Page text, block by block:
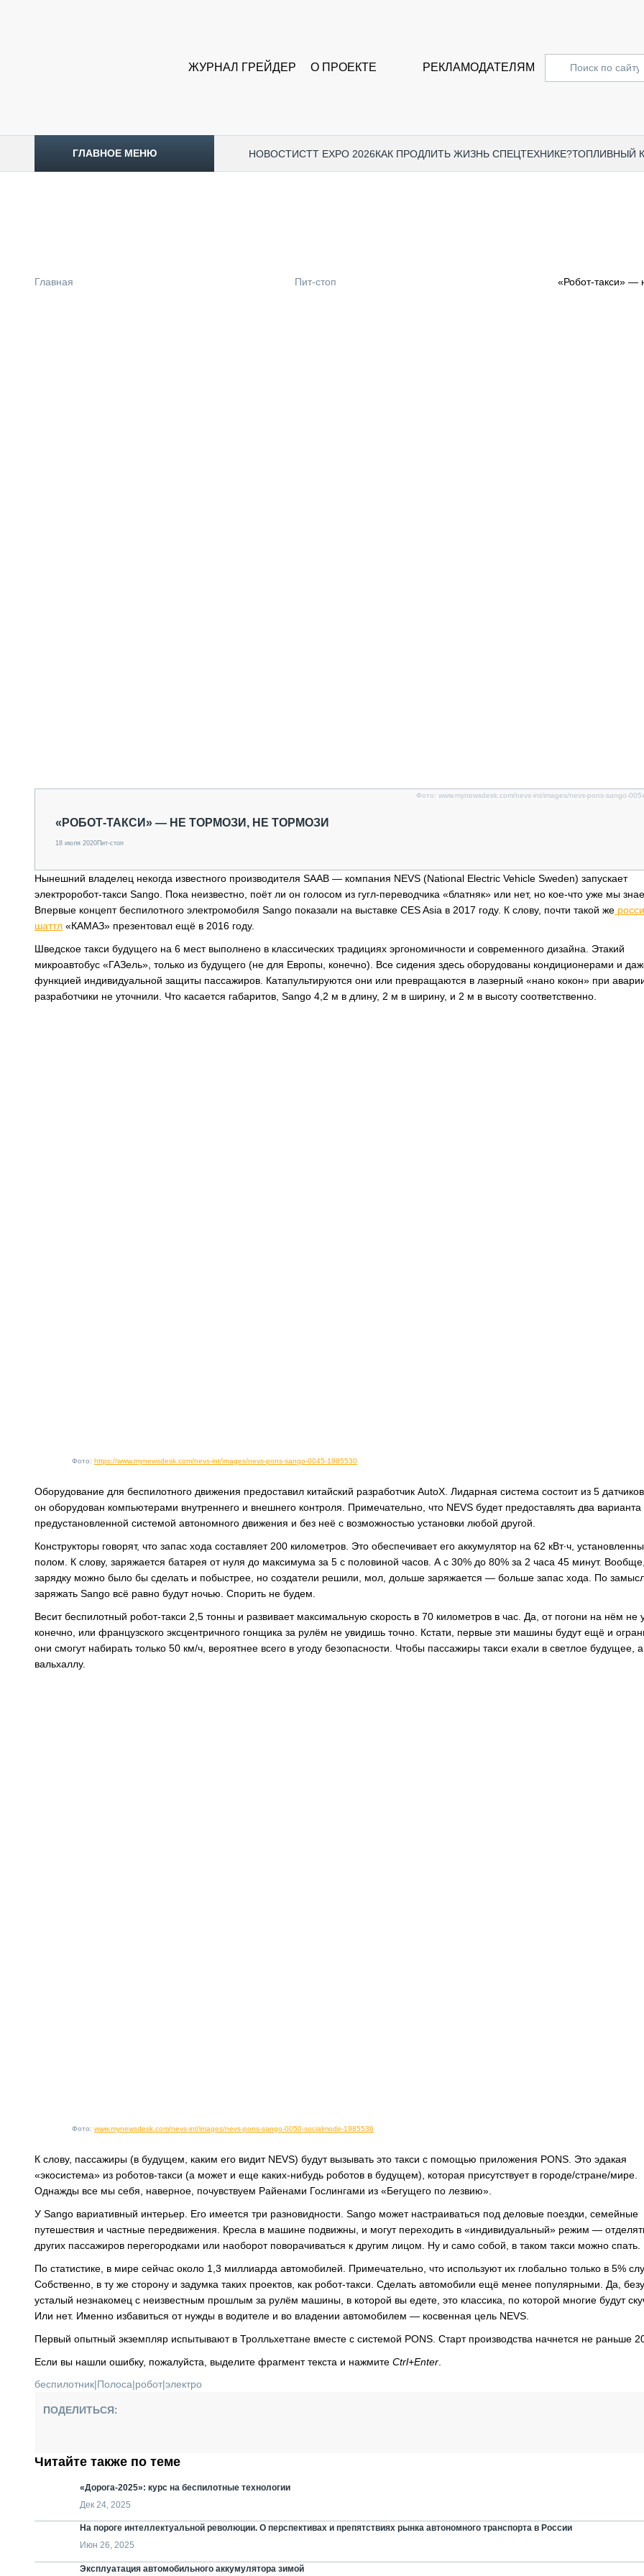
ЖУРНАЛ ГРЕЙДЕР О ПРОЕКТЕ РЕКЛАМОДАТЕЛЯМ
ГЛАВНОЕ МЕНЮ НОВОСТИCTT EXPO 2026КАК ПРОДЛИТЬ ЖИЗНЬ СПЕЦТЕХНИКЕ?ТОПЛИВНЫЙ
Главная Пит-стоп «Робот-такси» —
Фото: www.mynewsdesk.com/nevs-int/images/nevs-pons-sango-
«РОБОТ-ТАКСИ» — НЕ ТОРМОЗИ, НЕ ТОРМОЗИ
18 июля 2020Пит-стоп
Нынешний владелец некогда известного производителя SAAB — компания NEVS (National Electric Vehicle Sweden) запускает
электроробот-такси Sango. Пока неизвестно, поёт ли он голосом из гугл-переводчика «блатняк» или нет, но кое-что уже мы
Впервые концепт беспилотного электромобиля Sango показали на выставке CES Asia в 2017 году. К слову, почти такой же
шаттл «КАМАЗ» презентовал ещё в 2016 году.
Шведское такси будущего на 6 мест выполнено в классических традициях эргономичности и современного дизайна. Этакий
микроавтобус «ГАЗель», только из будущего (не для Европы, конечно). Все сидения здесь оборудованы кондиционерами и
функцией индивидуальной защиты пассажиров. Катапультируются они или превращаются в лазерный «нано кокон» при
разработчики не уточнили. Что касается габаритов, Sango 4,2 м в длину, 2 м в ширину, и 2 м в высоту соответственно.
Фото: https://www.mynewsdesk.com/nevs-int/images/nevs-pons-sango-0045-1985530
Оборудование для беспилотного движения предоставил китайский разработчик AutoX. Лидарная система состоит из 5
он оборудован компьютерами внутреннего и внешнего контроля. Примечательно, что NEVS будет предоставлять два
предустановленной системой автономного движения и без неё с возможностью установки любой другой.
Конструкторы говорят, что запас хода составляет 200 километров. Это обеспечивает его аккумулятор на 62 кВт∙ч,
полом. К слову, заряжается батарея от нуля до максимума за 5 с половиной часов. А с 30% до 80% за 2 часа 45 минут. Вообще,
зарядку можно было бы сделать и побыстрее, но создатели решили, мол, дольше заряжается — больше запас хода. По
заряжать Sango всё равно будут ночью. Спорить не будем.
Весит беспилотный робот-такси 2,5 тонны и развивает максимальную скорость в 70 километров в час. Да, от погони на нём не
конечно, или французского эксцентричного гонщика за рулём не увидишь точно. Кстати, первые эти машины будут ещё и
они смогут набирать только 50 км/ч, вероятнее всего в угоду безопасности. Чтобы пассажиры такси ехали в светлое будущее,
вальхаллу.
Фото: www.mynewsdesk.com/nevs-int/images/nevs-pons-sango-0050-socialmode-1985536
К слову, пассажиры (в будущем, каким его видит NEVS) будут вызывать это такси с помощью приложения PONS. Это эдакая
«экосистема» из роботов-такси (а может и еще каких-нибудь роботов в будущем), которая присутствует в городе/стране/мире.
Однажды все мы себя, наверное, почувствуем Райенами Гослингами из «Бегущего по лезвию».
У Sango вариативный интерьер. Его имеется три разновидности. Sango может настраиваться под деловые поездки, семейные
путешествия и частные передвижения. Кресла в машине подвижны, и могут переходить в «индивидуальный» режим —
других пассажиров перегородками или наоборот поворачиваться к другим лицом. Ну и само собой, в таком такси можно спать.
По статистике, в мире сейчас около 1,3 миллиарда автомобилей. Примечательно, что используют их глобально только в 5%
Собственно, в ту же сторону и задумка таких проектов, как робот-такси. Сделать автомобили ещё менее популярными. Да,
усталый незнакомец с неизвестным прошлым за рулём машины, в которой вы едете, это классика, по которой многие будут
Или нет. Именно избавиться от нужды в водителе и во владении автомобилем — косвенная цель NEVS.
Первый опытный экземпляр испытывают в Тролльхеттане вместе с системой PONS. Старт производства начнется не раньше
Если вы нашли ошибку, пожалуйста, выделите фрагмент текста и нажмите Ctrl+Enter
беспилотник|Полоса|робот|электро
ПОДЕЛИТЬСЯ:
Читайте также по теме
«Дорога-2025»: курс на беспилотные технологии
Дек 24, 2025
На пороге интеллектуальной революции. О перспективах и препятствиях рынка автономного транспорта в России
Июн 26, 2025
Эксплуатация автомобильного аккумулятора зимой